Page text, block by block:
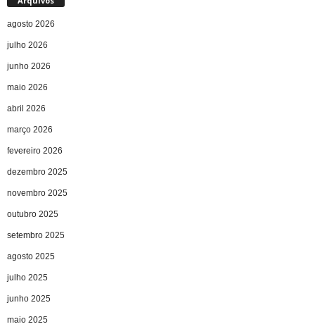
agosto 2026
julho 2026
junho 2026
maio 2026
abril 2026
março 2026
fevereiro 2026
dezembro 2025
novembro 2025
outubro 2025
setembro 2025
agosto 2025
julho 2025
junho 2025
maio 2025